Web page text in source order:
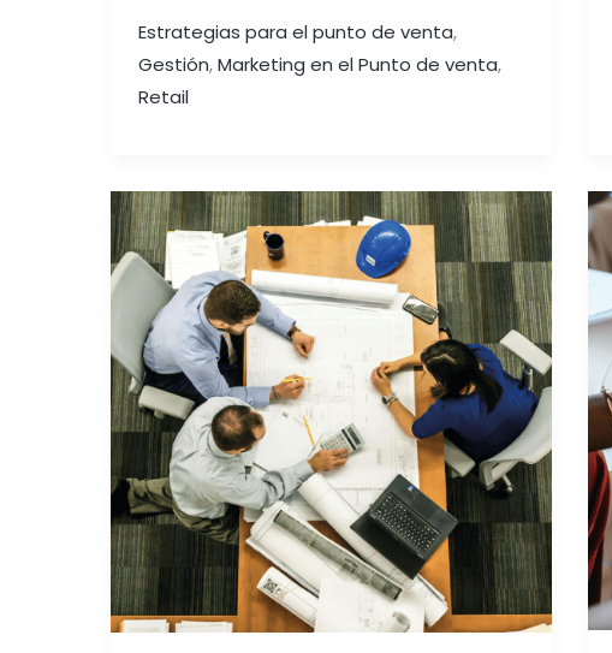
Estrategias para el punto de venta,
Gestión,Marketing en el Punto de venta,
Retail
DISTRIBUYE,
PROMOCIONA
VENDE:
El
poder
del
sell
in
y
sell
out
en